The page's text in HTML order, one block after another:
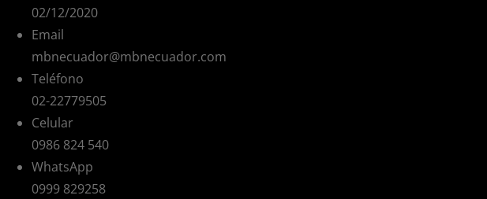
02/12/2020
Email
mbnecuador@mbnecuador.com
Teléfono
02-22779505
Celular
0986 824 540
WhatsApp
0999 829258